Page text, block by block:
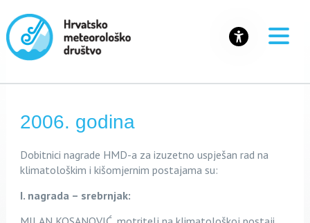
2006. godina
Dobitnici nagrade HMD-a za izuzetno uspješan rad na
klimatološkim i kišomjernim postajama su:
I. nagrada – srebrnjak: